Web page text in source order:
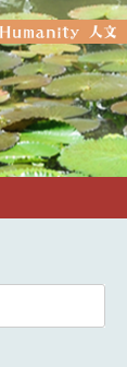
加。